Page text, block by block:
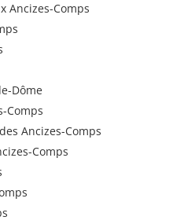
Ancizes-Comps
Dôme
Comps
Ancizes-Comps
Comps